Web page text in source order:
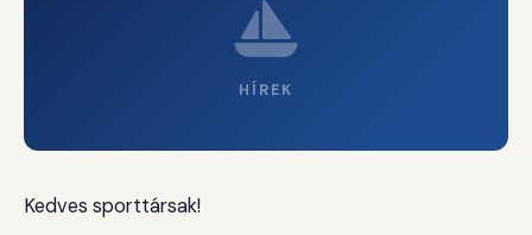
HÍREK
Kedves sporttársak!